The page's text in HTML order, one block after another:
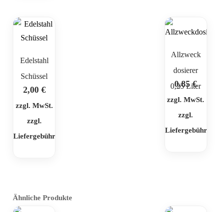
Edelstahl
Schüssel
2,00 €
zzgl. MwSt.
zzgl.
Liefergebühr
Allzweck
dosierer
0,25 Liter
0,85€
zzgl. MwSt.
zzgl.
Liefergebühr
Ähnliche Produkte